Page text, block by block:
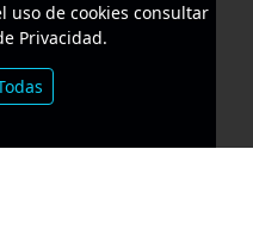
uso de cookies consultar
Privacidad.